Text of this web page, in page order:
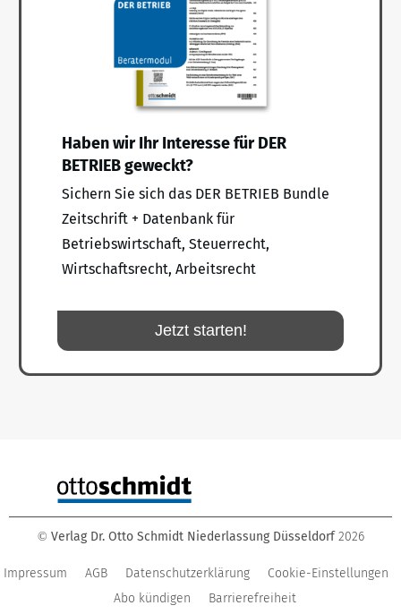
Haben wir Ihr Interesse für DER
BETRIEB geweckt?
Sichern Sie sich das DER BETRIEB Bundle
Zeitschrift + Datenbank für
Betriebswirtschaft, Steuerrecht,
Wirtschaftsrecht, Arbeitsrecht
Jetzt starten!
© Verlag Dr. Otto Schmidt Niederlassung Düsseldorf 2026
Impressum AGB Datenschutzerklärung
Cookie-Einstellungen
Abo kündigen
Barrierefreiheit